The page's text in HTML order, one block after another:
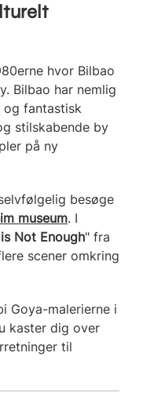
hvor Bilbao
Bilbao har nemlig
og fantastisk
stilskabende by
på ny
besøge
museum. I
Not Enough" fra
scener omkring
Goya-malerierne i
kaster dig over
til